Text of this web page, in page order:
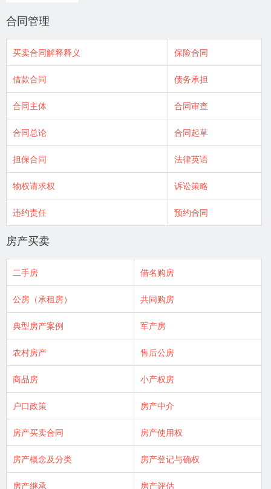
合同管理
买卖合同解释释义 保险合同
借款合同 债务承担
合同主体 合同审查
合同总论 合同起草
担保合同 法律英语
物权请求权 诉讼策略
违约责任 预约合同
房产买卖
二手房 借名购房
公房（承租房） 共同购房
典型房产案例 军产房
农村房产 售后公房
商品房 小产权房
户口政策 房产中介
房产买卖合同 房产使用权
房产概念及分类 房产登记与确权
房产继承 房产评估